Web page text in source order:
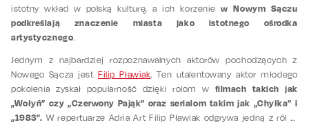
istotny wkład w polską kulturę, a ich korzeniew Nowym Sączu
podkreślają znaczenie miasta jako istotnego ośrodka
artystycznego.
Jednym z najbardziej rozpoznawalnych aktorów pochodzących z
Nowego Sącza jestFilip Pławiak. Ten utalentowany aktor młodego
pokolenia zyskał popularność dzięki rolom w filmach takich jak
„Wołyń” czy „Czerwony Pająk” oraz serialom takim jak „Chyłka” i
„1983”. W repertuarze Adria Art Filip Pławiak odgrywa jedną z ról w